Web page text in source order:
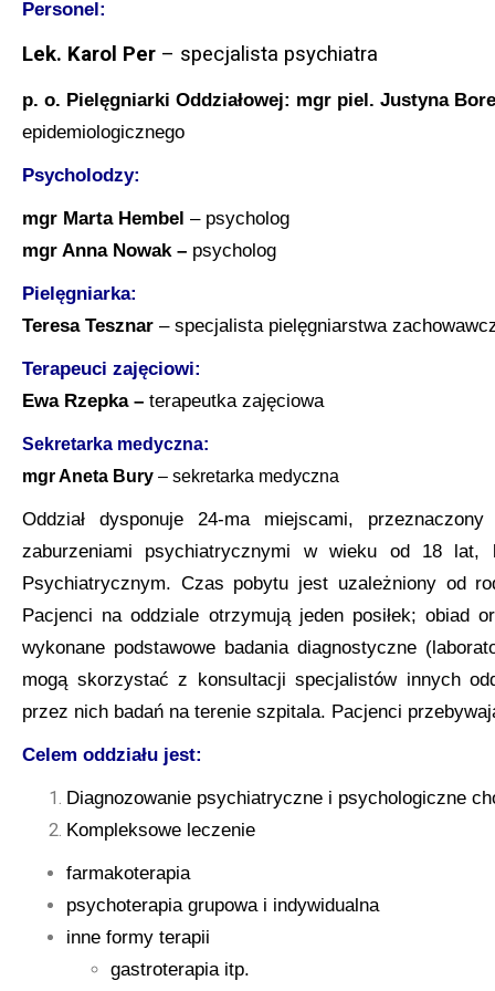
Personel:
Lek. Karol Per – specjalista psychiatra
p. o. Pielęgniarki Oddziałowej: mgr piel. Justyna
epidemiologicznego
Psycholodzy:
mgr Marta Hembel – psycholog
mgr Anna Nowak – psycholog
Pielęgniarka:
Teresa Tesznar – specjalista pielęgniarstwa
Terapeuci zajęciowi:
Ewa Rzepka – terapeutka zajęciowa
Sekretarka medyczna:
mgr Aneta Bury – sekretarka medyczna
Oddział dysponuje 24-ma miejscami,
zaburzeniami psychiatrycznymi w wieku od 18 lat,
Psychiatrycznym. Czas pobytu jest uzależniony od
Pacjenci na oddziale otrzymują jeden posiłek; obiad
wykonane podstawowe badania diagnostyczne
mogą skorzystać z konsultacji specjalistów innych
przez nich badań na terenie szpitala. Pacjenci
Celem oddziału jest:
Diagnozowanie psychiatryczne i psychologiczne
Kompleksowe leczenie
farmakoterapia
psychoterapia grupowa i indywidualna
inne formy terapii
gastroterapia itp.